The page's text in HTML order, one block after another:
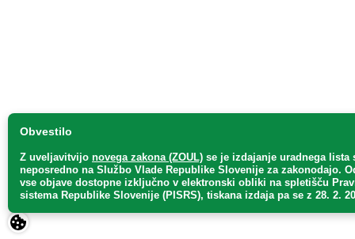
Obvestilo
Z uveljavitvijo novega zakona (ZOUL) se je izdajanje uradnega lista
neposredno na Službo Vlade Republike Slovenije za zakonodajo.
vse objave dostopne izključno v elektronski obliki na spletišču
sistema Republike Slovenije (PISRS), tiskana izdaja pa se z 28. 2.